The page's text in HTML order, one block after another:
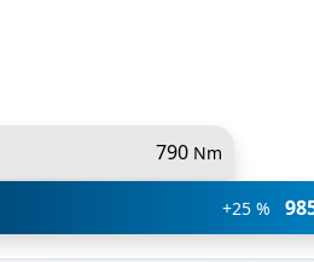
790 Nm
+25 %